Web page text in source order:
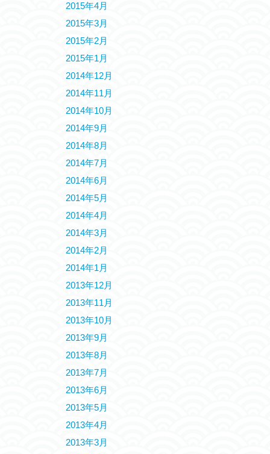
2015年4月
2015年3月
2015年2月
2015年1月
2014年12月
2014年11月
2014年10月
2014年9月
2014年8月
2014年7月
2014年6月
2014年5月
2014年4月
2014年3月
2014年2月
2014年1月
2013年12月
2013年11月
2013年10月
2013年9月
2013年8月
2013年7月
2013年6月
2013年5月
2013年4月
2013年3月